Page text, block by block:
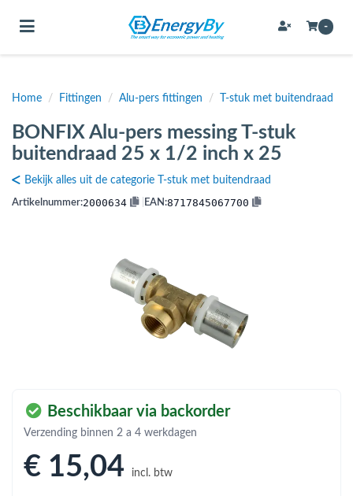
(Bevestigingsmateriaal / schroeven)
(Buffervaten, hygiene boilers & boilervaten)
(Expansievaten)
(Flexibele slangen)
(Installatiemateriaal)
Toggle navigation -
Home / Fittingen / Alu-pers fittingen / T-stuk met buitendraad
BONFIX Alu-pers messing T-stuk
buitendraad 25 x 1/2 inch x 25
Bekijk alles uit de categorie T-stuk met buitendraad
Artikelnummer:2000634 EAN:8717845067700
Beschikbaar via backorder
Verzending binnen 2 a 4 werkdagen
€ 15,04 incl. btw